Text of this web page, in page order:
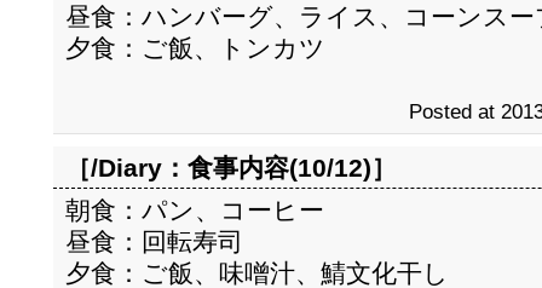
昼食：ハンバーグ、ライス、コーンス
夕食：ご飯、トンカツ
Posted at
［/Diary： 食事内容(10/12)］
朝食：パン、コーヒー
昼食：回転寿司
夕食：ご飯、味噌汁、鯖文化干し